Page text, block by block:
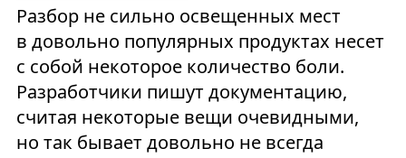
Разбор не сильно освещенных мест
в довольно популярных продуктах несет
с собой некоторое количество боли.
Разработчики пишут документацию,
считая некоторые вещи очевидными,
но так бывает довольно не всегда